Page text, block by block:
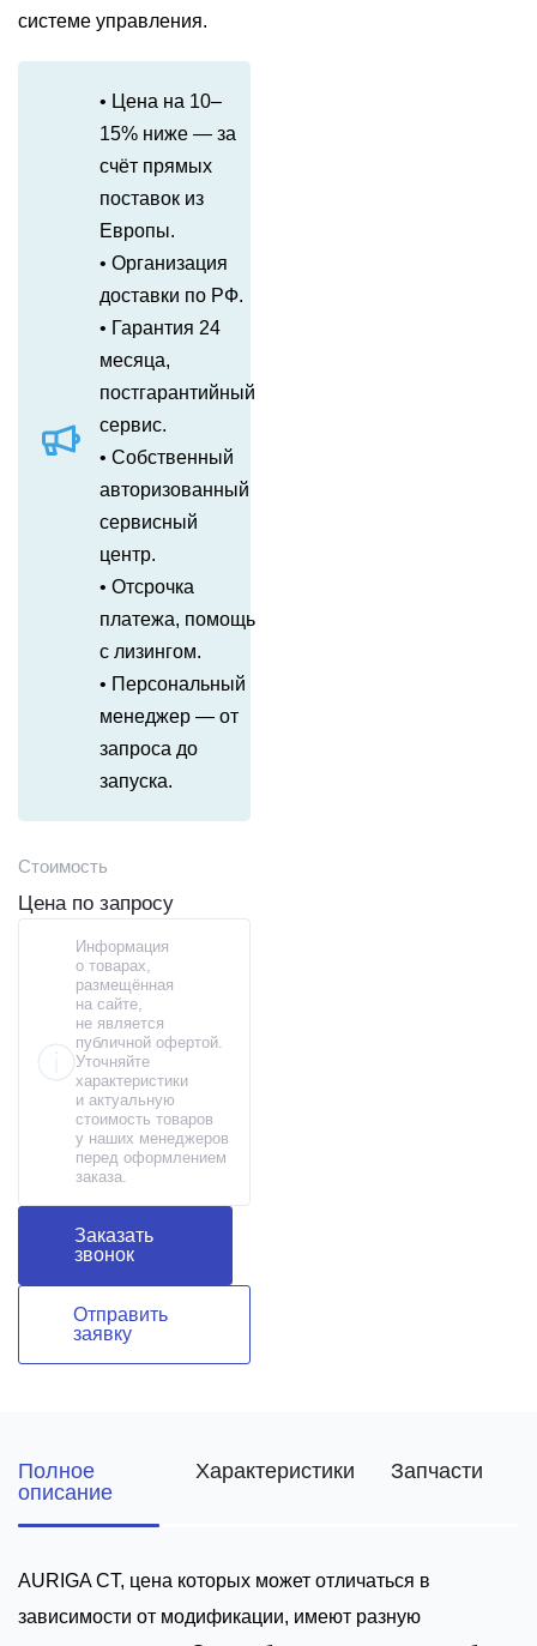
системе управления.
• Цена на 10–
15% ниже — за
счёт прямых
поставок из
Европы.
• Организация
доставки по РФ.
• Гарантия 24
месяца,
постгарантийный
сервис.
• Собственный
авторизованный
сервисный
центр.
• Отсрочка
платежа, помощь
с лизингом.
• Персональный
менеджер — от
запроса до
запуска.
Стоимость
Цена по запросу
Информация
о товарах,
размещённая
на сайте,
не является
публичной офертой.
Уточняйте
характеристики
и актуальную
стоимость товаров
у наших менеджеров
перед оформлением
заказа.
Заказать
звонок
Отправить
заявку
Полное
описание
Характеристики Запчасти
AURIGA CT, цена которых может отличаться в
зависимости от модификации, имеют разную